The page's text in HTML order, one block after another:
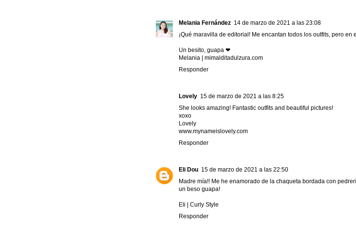
Melania Fernández 14 de marzo de 2021 a las 23:08
¡Qué maravilla de editorial! Me encantan todos los outfits, pero
Un besito, guapa ❤
Melania | mimalditadulzura.com
Responder
Lovely 15 de marzo de 2021 a las 8:25
She looks amazing! Fantastic outfits and beautiful pictures!
xoxo
Lovely
www.mynameislovely.com
Responder
Eli Dou 15 de marzo de 2021 a las 22:50
Madre mía!! Me he enamorado de la chaqueta bordada con
un beso guapa!
Eli | Curly Style
Responder